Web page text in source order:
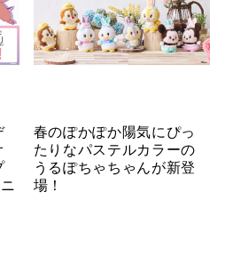
春のぽかぽか陽気にぴっ
たりなパステルカラーの
うるぽちゃちゃんが新登
場！